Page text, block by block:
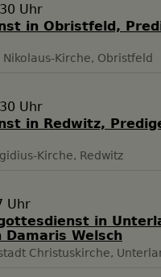
Uhr
in Obristfeld,
Nikolaus-Kirche, Obristfeld
Uhr
in Redwitz,
Kirche, Redwitz
Uhr
in
Damaris Welsch
Christuskirche,